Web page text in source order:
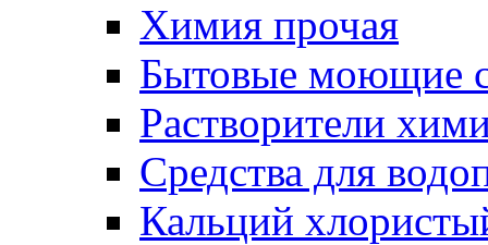
Химия прочая
Бытовые моющие
Растворители
Средства для
Кальций